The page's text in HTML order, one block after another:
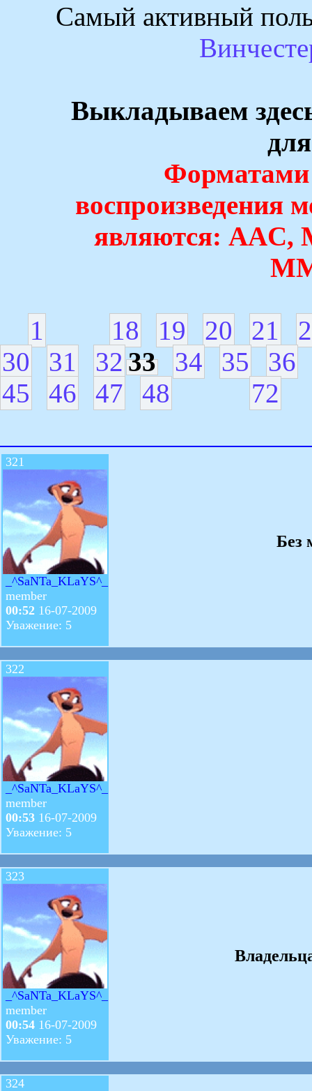
Самый активный
Выкладываем
Форматами
воспроизведения
являются: AAC,
1 18 19 20 21
30
31 32 33 34 35
36
45
46 47 48 72
321
_^SaNTa_KLaYS^_
member
00:52 16-07-2009
Уважение: 5
Без
322
_^SaNTa_KLaYS^_
member
00:53 16-07-2009
Уважение: 5
323
_^SaNTa_KLaYS^_
member
00:54 16-07-2009
Уважение: 5
324